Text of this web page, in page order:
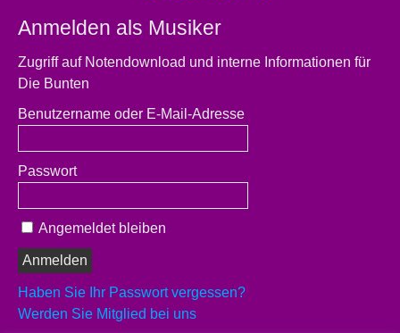
Anmelden als Musiker
Zugriff auf Notendownload und interne Informationen für
Die Bunten
Benutzername oder E-Mail-Adresse
Passwort
Angemeldet bleiben
Haben Sie Ihr Passwort vergessen?
Werden Sie Mitglied bei uns